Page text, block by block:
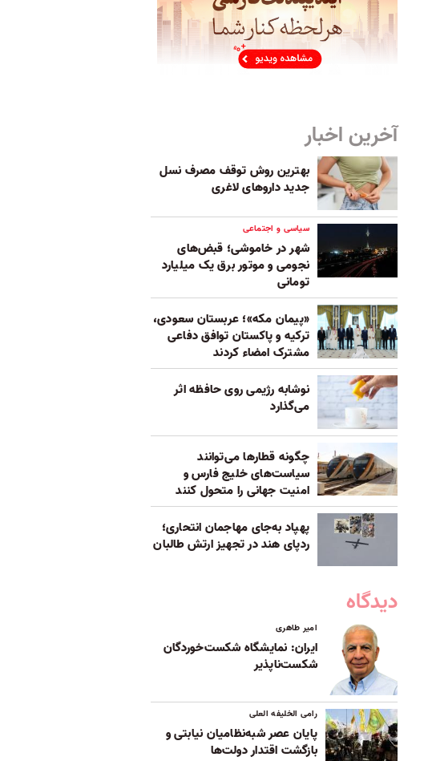
آخرین اخبار
بهترین روش توقف مصرف نسل
جدید داروهای لاغری
سیاسی و اجتماعی
شهر در خاموشی؛ قبض‌های
نجومی و موتور برق یک میلیارد
تومانی
«پیمان مکه»؛ عربستان سعودی،
ترکیه و پاکستان توافق دفاعی
مشترک امضاء کردند
نوشابه رژیمی روی حافظه اثر
می‌گذارد
چگونه قطارها می‌توانند
سیاست‌های خلیج فارس و
امنیت جهانی را متحول کنند
پهپاد به‌جای مهاجمان انتحاری؛
ردپای هند در تجهیز ارتش طالبان
دیدگاه
امیر طاهری
ایران: نمایشگاه شکست‌خوردگان
شکست‌ناپذیر
رامی الخلیفه العلی
پایان عصر شبه‌نظامیان نیابتی و
بازگشت اقتدار دولت‌ها